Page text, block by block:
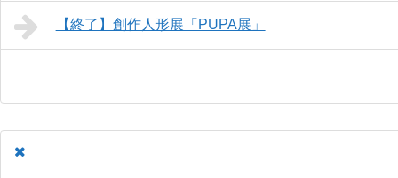
【終了】創作人形展「PUPA展」